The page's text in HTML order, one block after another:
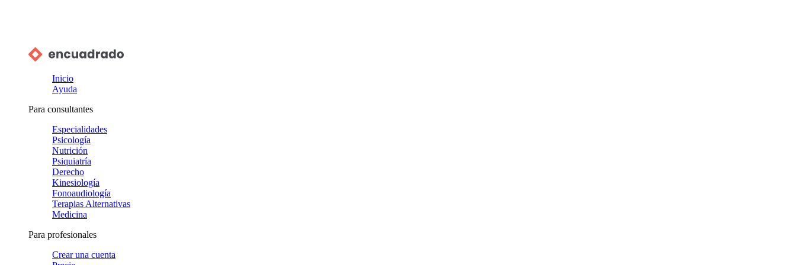
Inicio
Ayuda
Para consultantes
Especialidades
Psicología
Nutrición
Psiquiatría
Derecho
Kinesiología
Fonoaudiología
Terapias Alternativas
Medicina
Para profesionales
Crear una cuenta